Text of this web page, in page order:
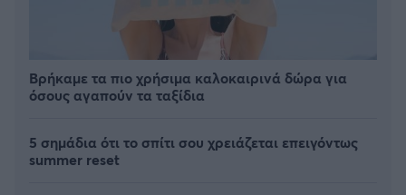
Βρήκαμε τα πιο χρήσιμα καλοκαιρινά δώρα για
όσους αγαπούν τα ταξίδια
5 σημάδια ότι το σπίτι σου χρειάζεται επειγόντως
summer reset